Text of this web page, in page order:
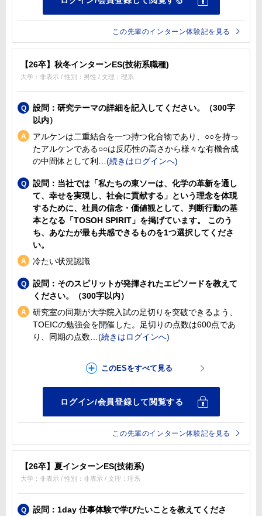
この先輩のインターン体験記を見る
【26卒】秋冬インターンES(技術系職種)
大学：非表示 / 性別：男性 / 文理：理系
設問：研究テーマの詳細を記入してください。（300字
以内）
アルケンは二重結合を一つ持つ化合物であり、○○を持っ
たアルケンである○○は反応性の高さから様々な有機合成
の中間体として利
設問：当社では「私たちの東ソーは、化学の革新を通し
て、幸せを実現し、社会に貢献する」という理念を体現
するために、社員の信念・価値観として、判断行動の基
本となる「TOSOH SPIRIT」を掲げています。 このう
ち、あなたが最も共感できるものを1つ選択してくださ
い。
冷たい状況認識
設問：そのスピリットが発揮されたエピソードを教えて
ください。（300字以内）
研究室の同期が大学院入試の足切りを突破できるよう、
TOEICの勉強会を開催した。足切りの点数は600点であ
り、同期の点数
この先輩のインターン体験記を見る
【26卒】夏インターンES(技術系)
大学：非表示 / 性別：非表示 / 文理：理系
設問：1day 仕事体験で学びたいことを教えてくださ